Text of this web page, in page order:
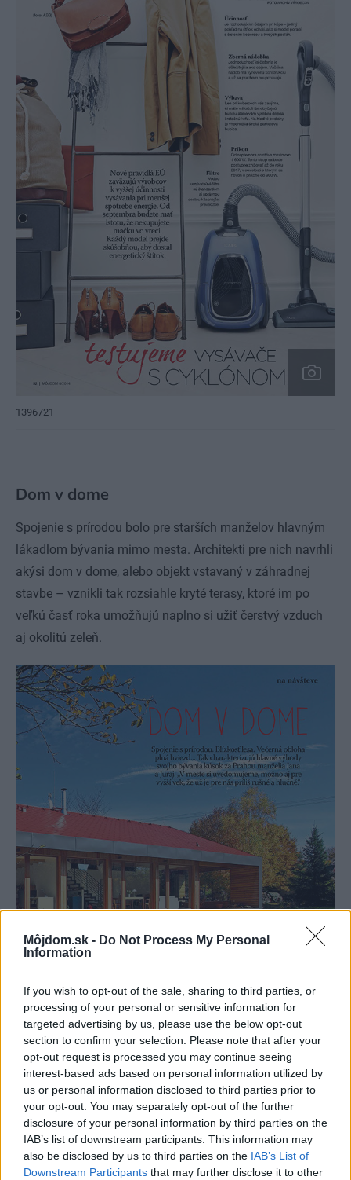
Môjdom.sk - Do Not Process My Personal
Information
If you wish to opt-out of the sale, sharing to third parties, or
processing of your personal or sensitive information for
targeted advertising by us, please use the below opt-out
section to confirm your selection. Please note that after your
opt-out request is processed you may continue seeing
interest-based ads based on personal information utilized by
us or personal information disclosed to third parties prior to
your opt-out. You may separately opt-out of the further
disclosure of your personal information by third parties on the
IAB’s list of downstream participants. This information may
also be disclosed by us to third parties on the IAB’s List of
Downstream Participants that may further disclose it to other
1396721
Dom v dome
Spojenie s prírodou bolo pre starších manželov hlavným
lákadlom bývania mimo mesta. Architekti pre nich navrhli
akýsi dom v dome, alebo objekt vstavaný v záhradnej
stavbe – vznikli tak rozsiahle kryté terasy, ktoré im po
veľkú časť roka umožňujú naplno si užiť čerstvý vzduch
aj okolitú zeleň.
1396727
Jazierko si žiada atraktívne olemovanie